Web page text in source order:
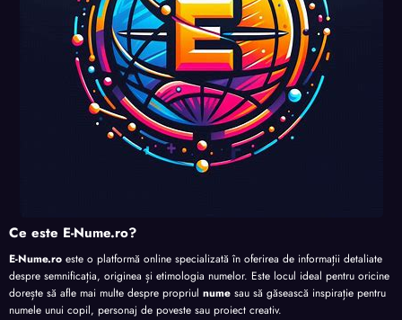
Ce este E-Nume.ro?
E-Nume.ro este o platformă online specializată în oferirea de informații detaliate
despre semnificația, originea și etimologia numelor. Este locul ideal pentru oricine
dorește să afle mai multe despre propriul nume sau să găsească inspirație pentru
numele unui copil, personaj de poveste sau proiect creativ.